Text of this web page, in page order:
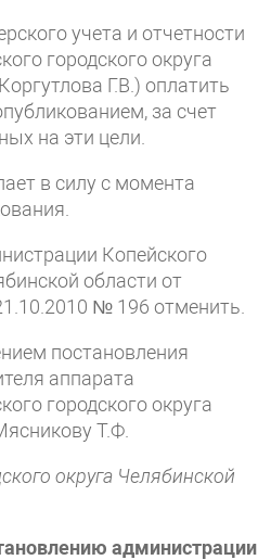
учета и отчетности
городского округа
Г.В.) оплатить
за счет
на эти цели.
в силу c момента
Копейского
области от
№ 196 отменить.
постановления
аппарата
городского округа
Т.Ф.
округа Челябинской
администрации